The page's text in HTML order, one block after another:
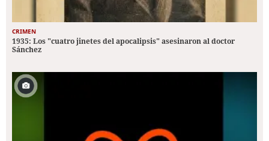
CRIMEN
1935: Los "cuatro jinetes del apocalipsis" asesinaron al doctor
Sánchez